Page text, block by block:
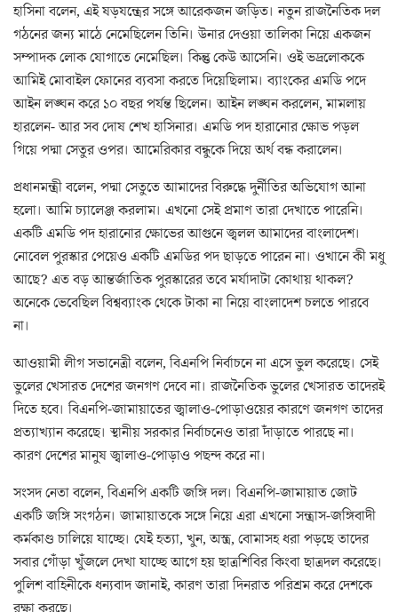
হাসিনা বলেন, এই ষড়যন্ত্রের সঙ্গে আরেকজন জড়িত। নতুন রাজনৈতিক দল
গঠনের জন্য মাঠে নেমেছিলেন তিনি। উনার দেওয়া তালিকা নিয়ে একজন
সম্পাদক লোক যোগাতে নেমেছিল। কিন্তু কেউ আসেনি। ওই ভদ্রলোককে
আমিই মোবাইল ফোনের ব্যবসা করতে দিয়েছিলাম। ব্যাংকের এমডি পদে
আইন লঙ্ঘন করে ১০ বছর পর্যন্ত ছিলেন। আইন লঙ্ঘন করলেন, মামলায়
হারলেন- আর সব দোষ শেখ হাসিনার। এমডি পদ হারানোর ক্ষোভ পড়ল
গিয়ে পদ্মা সেতুর ওপর। আমেরিকার বন্ধুকে দিয়ে অর্থ বন্ধ করালেন।
প্রধানমন্ত্রী বলেন, পদ্মা সেতুতে আমাদের বিরুদ্ধে দুর্নীতির অভিযোগ আনা
হলো। আমি চ্যালেঞ্জ করলাম। এখনো সেই প্রমাণ তারা দেখাতে পারেনি।
একটি এমডি পদ হারানোর ক্ষোভের আগুনে জ্বলল আমাদের বাংলাদেশ।
নোবেল পুরস্কার পেয়েও একটি এমডির পদ ছাড়তে পারেন না। ওখানে কী মধু
আছে? এত বড় আন্তর্জাতিক পুরস্কারের তবে মর্যাদাটা কোথায় থাকল?
অনেকে ভেবেছিল বিশ্বব্যাংক থেকে টাকা না নিয়ে বাংলাদেশ চলতে পারবে
না।
আওয়ামী লীগ সভানেত্রী বলেন, বিএনপি নির্বাচনে না এসে ভুল করেছে। সেই
ভুলের খেসারত দেশের জনগণ দেবে না। রাজনৈতিক ভুলের খেসারত তাদেরই
দিতে হবে। বিএনপি-জামায়াতের জ্বালাও-পোড়াওয়ের কারণে জনগণ তাদের
প্রত্যাখ্যান করেছে। স্থানীয় সরকার নির্বাচনেও তারা দাঁড়াতে পারছে না।
কারণ দেশের মানুষ জ্বালাও-পোড়াও পছন্দ করে না।
সংসদ নেতা বলেন, বিএনপি একটি জঙ্গি দল। বিএনপি-জামায়াত জোট
একটি জঙ্গি সংগঠন। জামায়াতকে সঙ্গে নিয়ে এরা এখনো সন্ত্রাস-জঙ্গিবাদী
কর্মকাণ্ড চালিয়ে যাচ্ছে। যেই হত্যা, খুন, অস্ত্র, বোমাসহ ধরা পড়ছে তাদের
সবার গোঁড়া খুঁজলে দেখা যাচ্ছে আগে হয় ছাত্রশিবির কিংবা ছাত্রদল করেছে।
পুলিশ বাহিনীকে ধন্যবাদ জানাই, কারণ তারা দিনরাত পরিশ্রম করে দেশকে